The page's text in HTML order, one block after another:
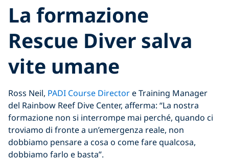
La formazione
Rescue Diver salva
vite umane
Ross Neil, PADI Course Directore Training Manager
del Rainbow Reef Dive Center, afferma: “La nostra
formazione non si interrompe mai perché, quando ci
troviamo di fronte a un’emergenza reale, non
dobbiamo pensare a cosa o come fare qualcosa,
dobbiamo farlo e basta”.